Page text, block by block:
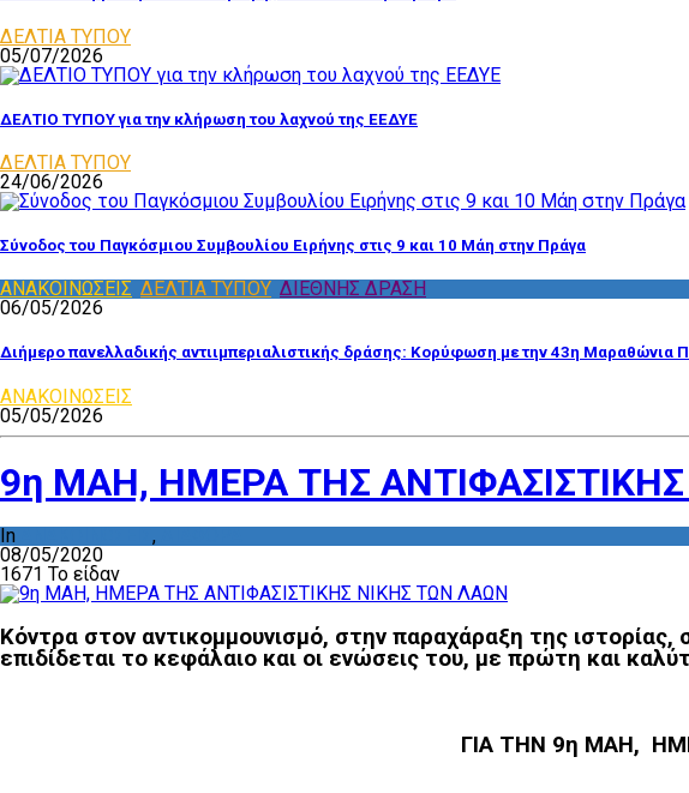
ΔΕΛΤΙΑ ΤΥΠΟΥ
05/07/2026
ΔΕΛΤΙΟ ΤΥΠΟΥ για την κλήρωση του λαχνού της ΕΕΔΥΕ
ΔΕΛΤΙΑ ΤΥΠΟΥ
24/06/2026
Σύνοδος του Παγκόσμιου Συμβουλίου Ειρήνης στις 9 και 10 Μάη στην Πράγα
ΑΝΑΚΟΙΝΩΣΕΙΣ ΔΕΛΤΙΑ ΤΥΠΟΥ ΔΙΕΘΝΗΣ ΔΡΑΣΗ
06/05/2026
Διήμερο πανελλαδικής αντιιμπεριαλιστικής δράσης: Κορύφωση με την 43η Μαραθώνια
ΑΝΑΚΟΙΝΩΣΕΙΣ
05/05/2026
9η ΜΑΗ, ΗΜΕΡΑ ΤΗΣ
In ,
08/05/2020
1671 Το είδαν
Κόντρα στον αντικομμουνισμό, στην παραχάραξη της
επιδίδεται το κεφάλαιο και οι ενώσεις του, με πρώτη και
ΓΙΑ ΤΗΝ 9η ΜΑΗ,